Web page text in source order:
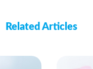
Related Articles